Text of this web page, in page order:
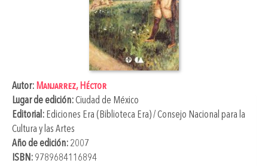
Autor: Manjarrez, Héctor
Lugar de edición:Ciudad de México
Editorial: Ediciones Era (Biblioteca Era) / Consejo Nacional para la
Cultura y las Artes
Año de edición: 2007
ISBN: 9789684116894